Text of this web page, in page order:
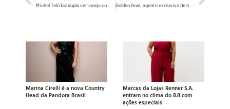
Golden Goal, agente exclusivo de hospitalidade da Copa do Mundo da FIFA 26™ no Brasil, lança o programa “Pra Cima Brasil”
Marina Cirelli é a nova Country
Head da Pandora Brasil
Marcas da Lojas Renner S.A.
entram no clima do 8.8 com
ações especiais